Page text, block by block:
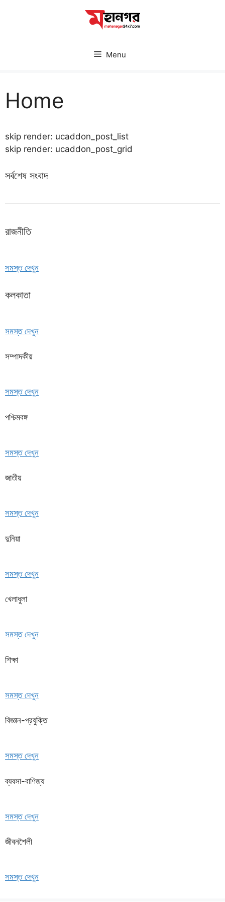
Menu
Home
skip render: ucaddon_post_list
skip render: ucaddon_post_grid
সর্বশেষ সংবাদ
রাজনীতি
সমস্ত দেখুন
কলকাতা
সমস্ত দেখুন
সম্পাদকীয়
সমস্ত দেখুন
পশ্চিমবঙ্গ
সমস্ত দেখুন
জাতীয়
সমস্ত দেখুন
দুনিয়া
সমস্ত দেখুন
খেলাধুলা
সমস্ত দেখুন
শিক্ষা
সমস্ত দেখুন
বিজ্ঞান-প্রযুক্তি
সমস্ত দেখুন
ব্যবসা-বাণিজ্য
সমস্ত দেখুন
জীবনশৈলী
সমস্ত দেখুন